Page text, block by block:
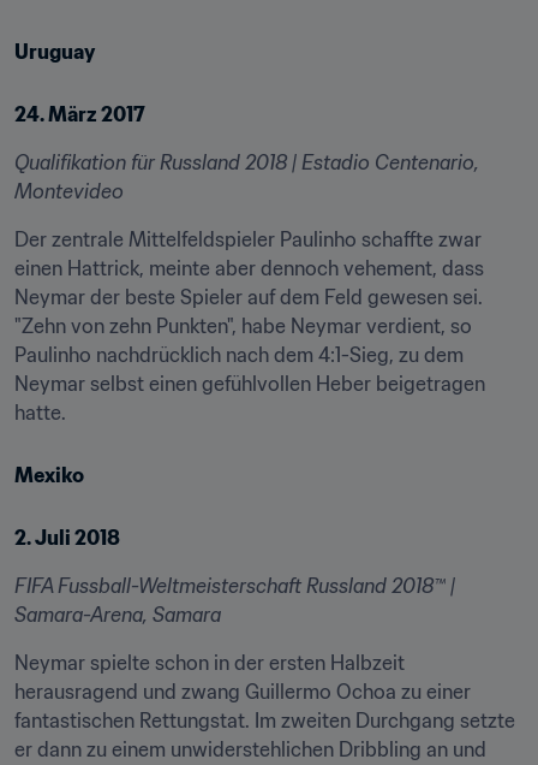
Uruguay
24. März 2017
Qualifikation für Russland 2018 | Estadio Centenario,
Montevideo
Der zentrale Mittelfeldspieler Paulinho schaffte zwar
einen Hattrick, meinte aber dennoch vehement, dass
Neymar der beste Spieler auf dem Feld gewesen sei.
"Zehn von zehn Punkten", habe Neymar verdient, so
Paulinho nachdrücklich nach dem 4:1-Sieg, zu dem
Neymar selbst einen gefühlvollen Heber beigetragen
hatte.
Mexiko
2. Juli 2018
FIFA Fussball-Weltmeisterschaft Russland 2018™ |
Samara-Arena, Samara
Neymar spielte schon in der ersten Halbzeit
herausragend und zwang Guillermo Ochoa zu einer
fantastischen Rettungstat. Im zweiten Durchgang setzte
er dann zu einem unwiderstehlichen Dribbling an und